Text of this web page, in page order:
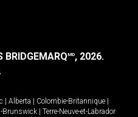
BRIDGEMARQMD, 2026.
Alberta Colombie-Britannique
Brunswick
Terre-Neuve-et-Labrador